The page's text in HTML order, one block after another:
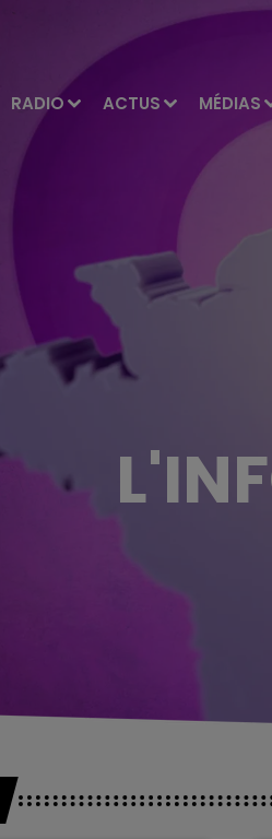
RADIO ACTUS MÉDIAS